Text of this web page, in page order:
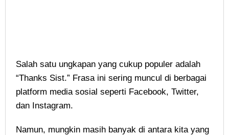
Salah satu ungkapan yang cukup populer adalah
“Thanks Sist.” Frasa ini sering muncul di berbagai
platform media sosial seperti Facebook, Twitter,
dan Instagram.
Namun, mungkin masih banyak di antara kita yang